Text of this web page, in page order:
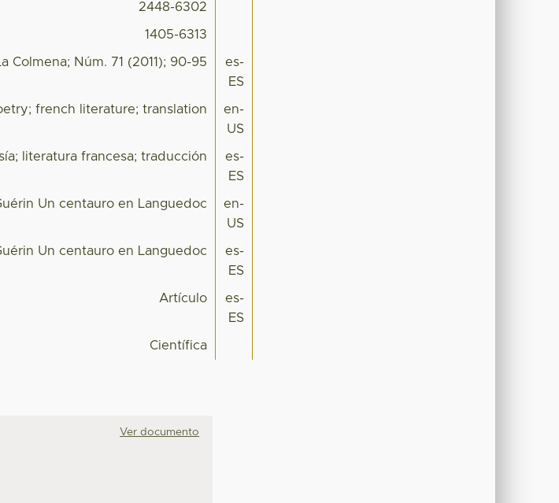
2448-6302
1405-6313
Colmena; Núm. 71 (2011); 90-95
es-
ES
french literature; translation
en-
US
literatura francesa; traducción
es-
ES
Un centauro en Languedoc
en-
US
Un centauro en Languedoc
es-
ES
Artículo
es-
ES
Científica
Ver documento